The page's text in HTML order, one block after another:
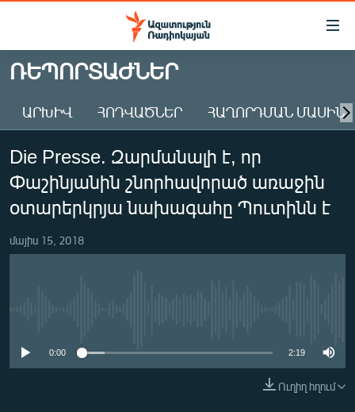
Մատչելիության
Անցնել
հիմնական
Անցնել
հիմնական
մենյուին
Որոնում
ԱԶԱՏՈՒԹՅՈՒՆ TV
ՀԱՅԱՍՏԱՆ
ԸՆՏՐՈՒԹՅՈՒՆՆԵՐ 2026
ԻՐԱՎՈՒՆՔ
ՏՆՏԵՍՈՒԹՅՈՒՆ
ՄԻՋԱԶԳԱՅԻՆ
ՌԵՊՈՐՏԱԺՆԵՐ
ԱՐԽԻՎ ՀՈԴՎԱԾՆԵՐ ՀԱՂՈՐԴՄԱՆ ՄԱՍԻՆ
Die Presse. Զարմանալի է, որ
Փաշինյանին շնորհավորած առաջին
օտարերկրյա նախագահը Պուտինն է
մայիս 15, 2018
0:00 2:19
Ուղիղ հղում